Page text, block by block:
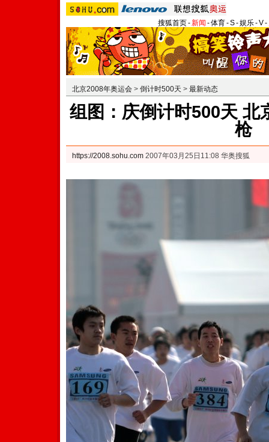
搜狐首页-新闻 -体育-S-娱乐-V-
北京2008年奥运会 > 倒计时500天 > 最新动态
组图：庆倒计时500天 北
枪
https://2008.sohu.com 2007年03月25日11:08 华奥搜狐